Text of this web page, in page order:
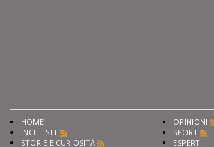
HOME
INCHIESTE
STORIE E CURIOSITÀ
OPINIONI
SPORT
ESPERTI